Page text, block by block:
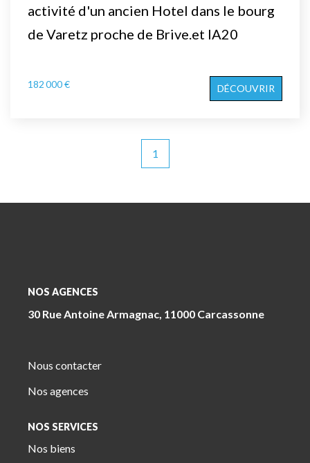
activité d'un ancien Hotel dans le bourg
de Varetz proche de Brive.et lA20
182 000 € DÉCOUVRIR
1
NOS AGENCES
30 Rue Antoine Armagnac, 11000 Carcassonne
Nous contacter
Nos agences
NOS SERVICES
Nos biens